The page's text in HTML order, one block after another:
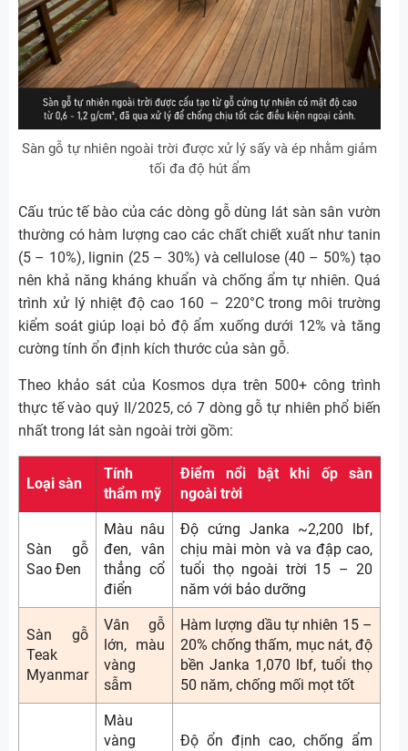
Sàn gỗ tự nhiên ngoài trời được xử lý sấy và ép nhằm giảm
tối đa độ hút ẩm
Cấu trúc tế bào của các dòng gỗ dùng lát sàn sân vườn
thường có hàm lượng cao các chất chiết xuất như tanin
(5 – 10%), lignin (25 – 30%) và cellulose (40 – 50%) tạo
nên khả năng kháng khuẩn và chống ẩm tự nhiên. Quá
trình xử lý nhiệt độ cao 160 – 220°C trong môi trường
kiểm soát giúp loại bỏ độ ẩm xuống dưới 12% và tăng
cường tính ổn định kích thước của sàn gỗ.
Theo khảo sát của Kosmos dựa trên 500+ công trình
thực tế vào quý II/2025, có 7 dòng gỗ tự nhiên phổ biến
nhất trong lát sàn ngoài trời gồm:
Loại sàn
Tính
thẩm mỹ
Điểm nổi bật khi ốp sàn
ngoài trời
Sàn gỗ
Sao Đen
Màu nâu
đen, vân
thẳng cổ
điển
Độ cứng Janka ~2,200 lbf,
chịu mài mòn và va đập cao,
tuổi thọ ngoài trời 15 – 20
năm với bảo dưỡng
Sàn gỗ
Teak
Myanmar
Vân gỗ
lớn, màu
vàng
sẫm
Hàm lượng dầu tự nhiên 15 –
20% chống thấm, mục nát, độ
bền Janka 1,070 lbf, tuổi thọ
50 năm, chống mối mọt tốt
Màu
vàng
Độ ổn định cao, chống ẩm